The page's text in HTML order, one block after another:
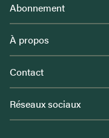
Abonnement
À propos
Contact
Réseaux sociaux